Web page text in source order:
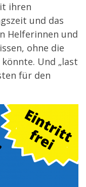
ihren
und das
Helferinnen und
ohne die
Und „last
für den